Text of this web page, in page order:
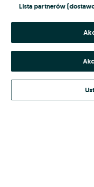
Kontynuując za
Regulamin
Lista partnerów